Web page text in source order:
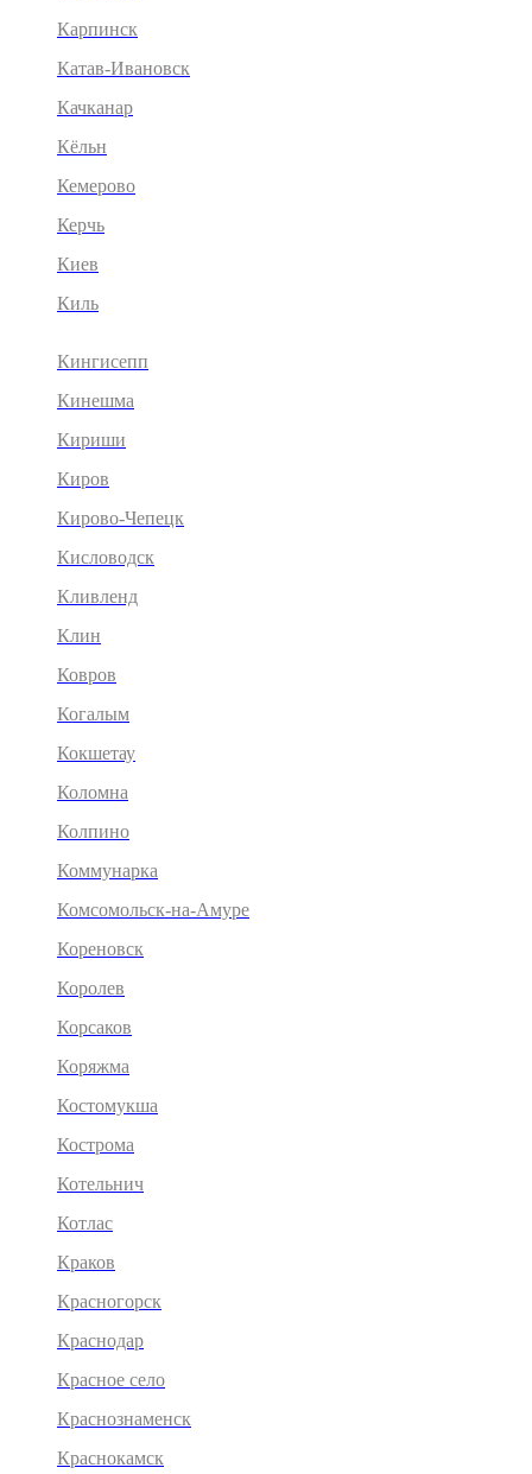
Карпинск
Катав-Ивановск
Качканар
Кёльн
Кемерово
Керчь
Киев
Киль
Кингисепп
Кинешма
Кириши
Киров
Кирово-Чепецк
Кисловодск
Кливленд
Клин
Ковров
Когалым
Кокшетау
Коломна
Колпино
Коммунарка
Комсомольск-на-Амуре
Кореновск
Королев
Корсаков
Коряжма
Костомукша
Кострома
Котельнич
Котлас
Краков
Красногорск
Краснодар
Красное село
Краснознаменск
Краснокамск